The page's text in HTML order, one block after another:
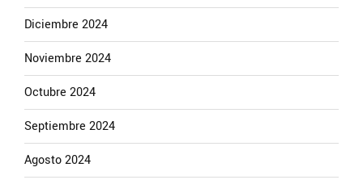
Diciembre 2024
Noviembre 2024
Octubre 2024
Septiembre 2024
Agosto 2024